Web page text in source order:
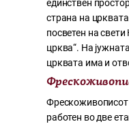
единствен
страна на
посветен на
црква“. На
црквата има и
Фрескоживописот
работен во две